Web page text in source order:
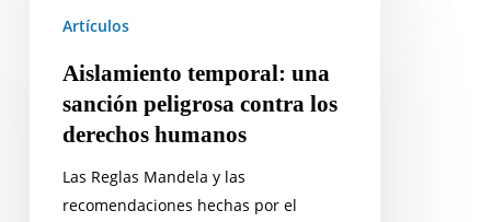
temporal:
sanción
peligrosa
contra
Artículos
Aislamiento temporal: una
sanción peligrosa contra los
derechos humanos
Las Reglas Mandela y las
recomendaciones hechas por el